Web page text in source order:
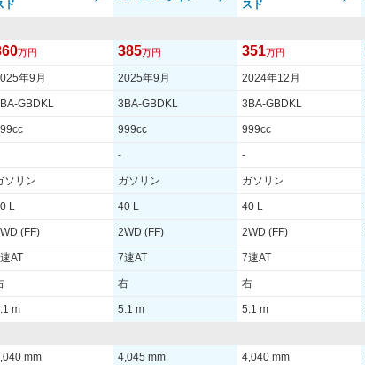
ド
スド
万円 385万円 351万円
年9月 2025年9月 2024年12月
GBDKL 3BA-GBDKL 3BA-GBDKL
999cc 999cc
- -
ソリン ガソリン ガソリン
L 40 L 40 L
(FF) 2WD (FF) 2WD (FF)
AT 7速AT 7速AT
右 右
m 5.1 m 5.1 m
mm 4,045 mm 4,040 mm